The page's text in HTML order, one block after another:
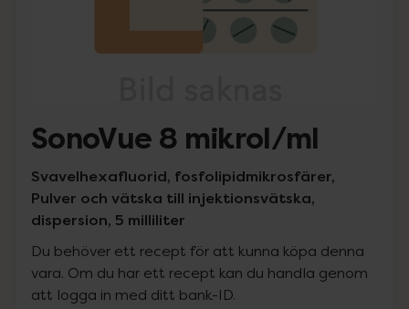
SonoVue 8 mikrol/ml
Svavelhexafluorid, fosfolipidmikrosfärer,
Pulver och vätska till injektionsvätska,
dispersion, 5 milliliter
Du behöver ett recept för att kunna köpa denna
vara. Om du har ett recept kan du handla genom
att logga in med ditt bank-ID.